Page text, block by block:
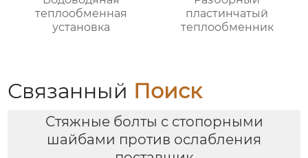
теплообменная
установка
пластинчатый
теплообменник
Связанный Поиск
Стяжные болты с стопорными
шайбами против ослабления